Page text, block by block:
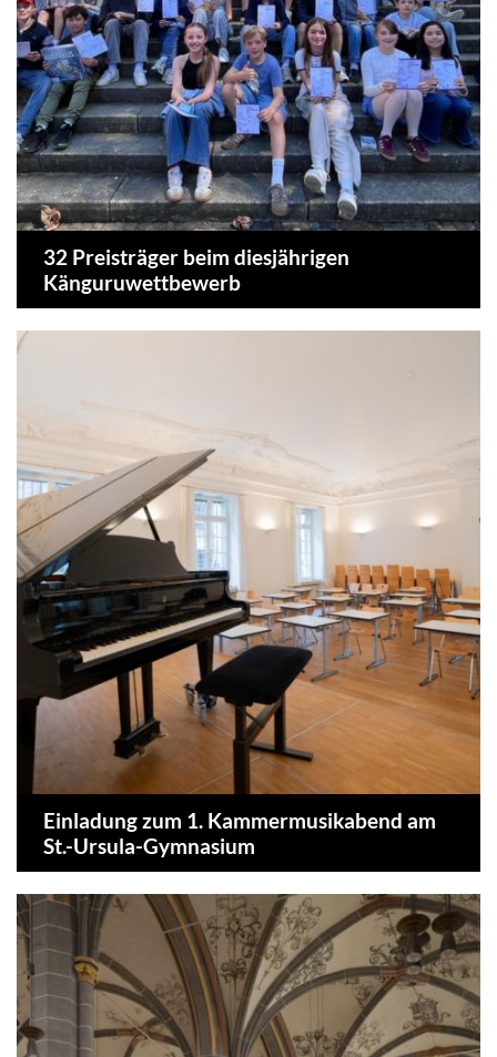
32 Preisträger beim diesjährigen
Känguruwettbewerb
Einladung zum 1. Kammermusikabend am
St.-Ursula-Gymnasium